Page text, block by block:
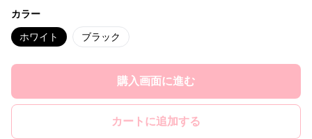
カラー
ホワイト ブラック
購入画面に進む
カートに追加する